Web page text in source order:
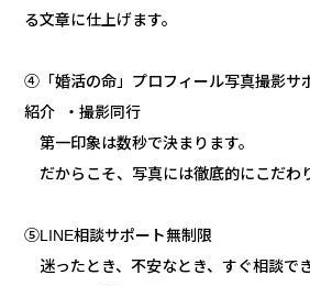
る文章に仕上げます。
④「婚活の命」プロフィール写真撮影サ
紹介 ・撮影同行
第一印象は数秒で決まります。
だからこそ、写真には徹底的にこだわ
⑤LINE相談サポート無制限
迷ったとき、不安なとき、すぐ相談で